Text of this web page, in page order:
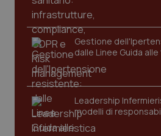
Gestione
dalle Linee Guida
Leadership
modelli di
CookieScriptConsent